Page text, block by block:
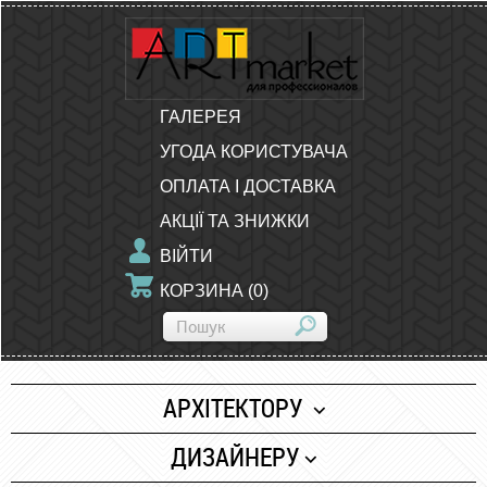
ГАЛЕРЕЯ
УГОДА КОРИСТУВАЧА
ОПЛАТА І ДОСТАВКА
АКЦІЇ ТА ЗНИЖКИ
ВІЙТИ
КОРЗИНА (0)
АРХІТЕКТОРУ
Папір
ДИЗАЙНЕРУ